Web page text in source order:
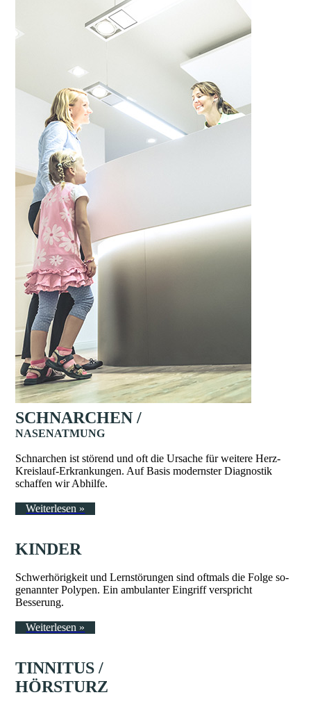
SCHNAR­­CHEN /
NA­SEN­AT­MUNG
Schnar­chen ist stö­rend und oft die Ur­­sa­­­che für wei­te­re Herz-
Kreis­lauf-Er­­kran­­kun­­gen. Auf Basis modernster Diagnostik
schaffen wir Abhilfe.
Weiterlesen »
KIN­DER
Schwer­hö­rig­keit und Lern­­­stö­­­run­­­gen sind oftmals die Fol­ge so­
ge­nann­ter Po­ly­pen. Ein am­­bu­lanter Eingriff verspricht
Besserung.
Weiterlesen »
TIN­NI­TUS /
HÖR­­STURZ